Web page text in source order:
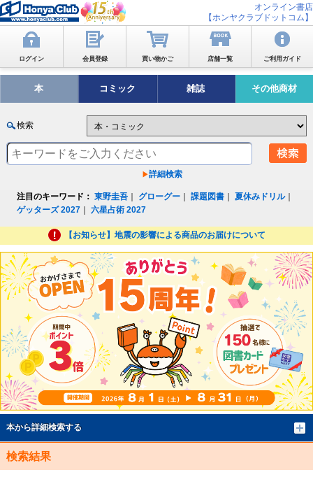
オンライン書店
【ホンヤクラブドットコム】
ログイン 会員登録 買い物かご 店舗一覧 ご利用ガイド
本 コミック 雑誌 その他商材
検索
詳細検索
注目のキーワード： 東野圭吾 グローグー ｜課題図書 ｜夏休みドリル｜
ゲッターズ 2027 ｜六星占術 2027
【お知らせ】地震の影響による商品のお届けについて
本から詳細検索する
検索結果